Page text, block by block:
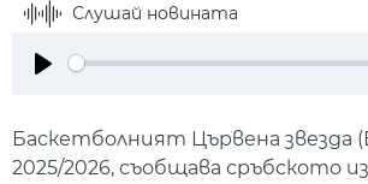
Слушай новината
Баскетболният Цървена звезда
2025/2026, съобщава сръбското